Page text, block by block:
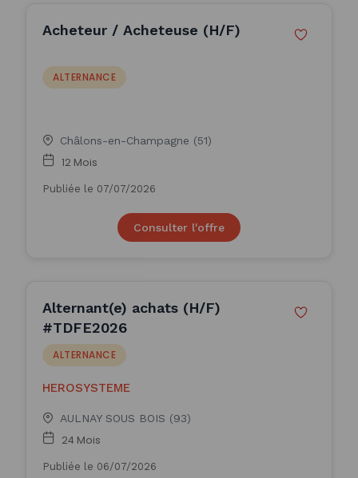
Acheteur / Acheteuse (H/F)
ALTERNANCE
Châlons-en-Champagne (51)
12 Mois
Publiée le 07/07/2026
Consulter l'offre
Alternant(e) achats (H/F)
#TDFE2026
ALTERNANCE
HEROSYSTEME
AULNAY SOUS BOIS (93)
24 Mois
Publiée le 06/07/2026